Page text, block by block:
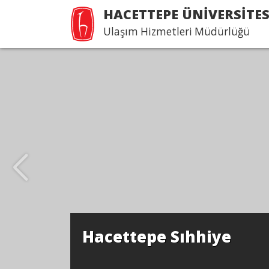
HACETTEPE
Ulaşım Hizmetleri Müdürlüğü
Hacettepe Sıhhiye